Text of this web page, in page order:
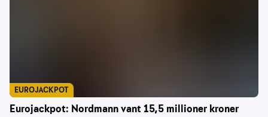
Eurojackpot: Nordmann vant 15,5 millioner kroner
EUROJACKPOT